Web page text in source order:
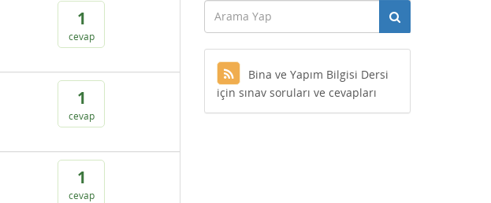
1
cevap
1
cevap
1
cevap
Bina ve Yapım Bilgisi Dersi
için sınav soruları ve cevapları